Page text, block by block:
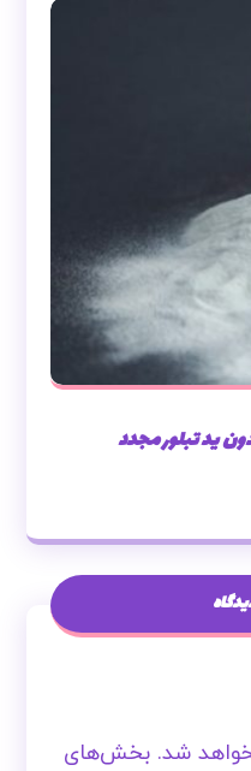
ید تبلور مجدد
شد. بخش‌های